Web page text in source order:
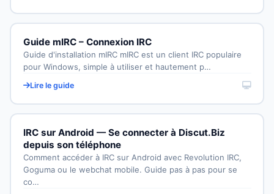
Guide mIRC – Connexion IRC
Guide d'installation mIRC mIRC est un client IRC populaire
pour Windows, simple à utiliser et hautement p…
Lire le guide
IRC sur Android — Se connecter à Discut.Biz
depuis son téléphone
Comment accéder à IRC sur Android avec Revolution IRC,
Goguma ou le webchat mobile. Guide pas à pas pour se
co…